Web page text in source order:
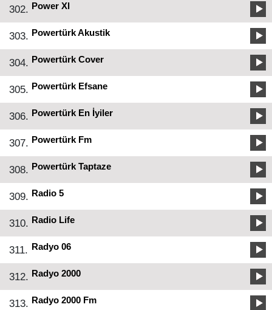
302. Power Xl
303. Powertürk Akustik
304. Powertürk Cover
305. Powertürk Efsane
306. Powertürk En İyiler
307. Powertürk Fm
308. Powertürk Taptaze
309. Radio 5
310. Radio Life
311. Radyo 06
312. Radyo 2000
313. Radyo 2000 Fm